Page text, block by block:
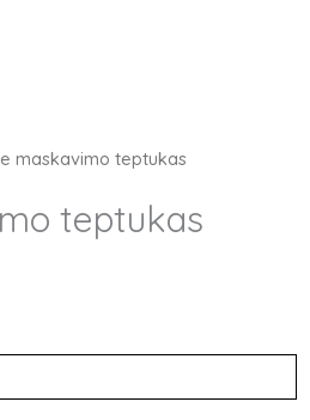
maskavimo teptukas
teptukas